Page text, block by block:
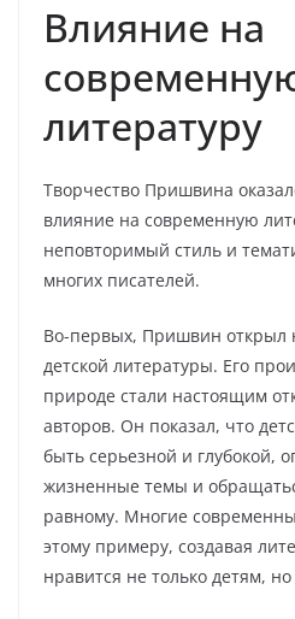
Влияние на
литературу
Творчество Пришвина
влияние на современную
неповторимый стиль и
многих писателей.
Во-первых, Пришвин открыл
детской литературы. Его
природе стали настоящим
авторов. Он показал, что
быть серьезной и глубокой,
жизненные темы и
равному. Многие
этому примеру, создавая
нравится не только детям,